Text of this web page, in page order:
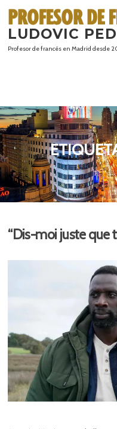
contenido
LUDOVIC
Profesor de francés en Madrid desde
“Dis-moi juste que